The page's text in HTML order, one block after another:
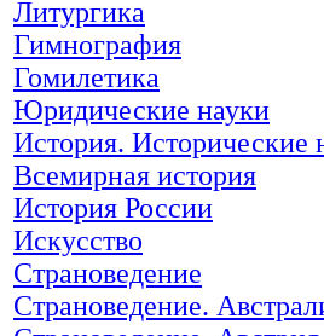
Литургика
Гимнография
Гомилетика
Юридические науки
История. Исторические
Всемирная история
История России
Искусство
Страноведение
Страноведение.